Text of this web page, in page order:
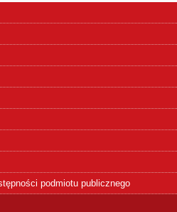
podmiotu publicznego